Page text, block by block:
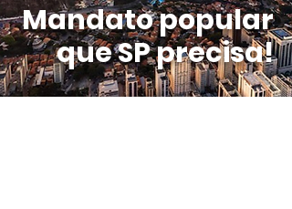
Mandato popular
que SP precisa!